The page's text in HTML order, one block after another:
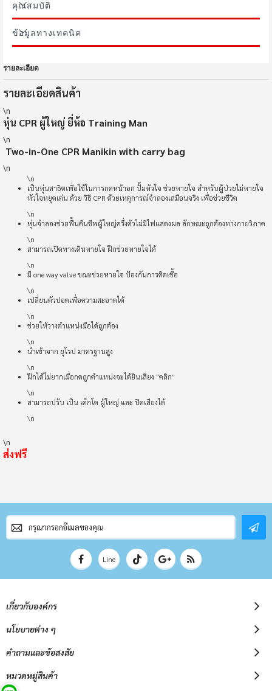
คุณสมบัติ
ข้อมูลทางเทคนิค
รายละเอียด
รายละเอียดสินค้า
\n
หุ่น CPR ผู้ใหญ่ ยี่ห้อ Training Man
\n
Two-in-One CPR Manikin with carry bag
\n
\n
เป็นหุ่นสาธิตเพื่อใช้ในการกดหน้าอก ปั๊มหัวใจ ช่วยหายใจ สำหรับผู้ป่วยไม่หายใจ
หัวใจหยุดเต่น ด้วย วิธี CPR ด้วยเหตุการณ์จำลองเสมือนจริง เพื่อช่วยชีวิต
\n
หุ่นจำลองช่วยฟื้นคืนชีพผู้ใหญ่ครึ่งตัวไม่มีไฟแสดงผล ลักษณะถูกต้องทางกายวิภาค
\n
สามารถเปิดทางเดินหายใจ ฝึกช่วยหายใจได้
\n
มี one way valve ขณะช่วยหายใจ ป้องกันการติดเชื้อ
\n
เปลี่ยนตัวปอดเพื่อความสะอาดได้
\n
ช่วยให้วางตำแหน่งมือได้ถูกต้อง
\n
นำเข้าจาก ยุโรป มาตรฐานสูง
\n
ฝึกได้ไม่ยากเมื่อกดถูกตำแหน่งจะได้ยินเสียง “คลิก”
\n
สามารถปรับ เป็น เด็กโต ผู้ใหญ่ และ ปิดเสียงได้
\n
\n
ส่งฟรี
สมัคร
สมาชิก
จดหมาย
Line
เกี่ยวกับองค์กร
นโยบายต่าง ๆ
คำถามและข้อสงสัย
หมวดหมู่สินค้า